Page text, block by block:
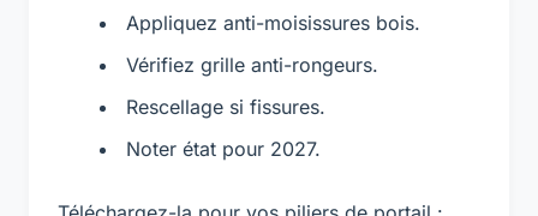
Appliquez anti-moisissures bois.
Vérifiez grille anti-rongeurs.
Rescellage si fissures.
Noter état pour 2027.